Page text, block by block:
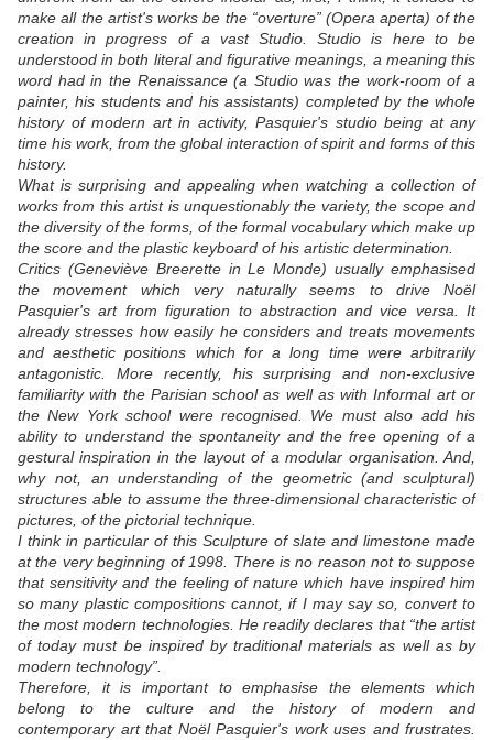
make all the artist's works be the “overture” (Opera aperta) of the
creation in progress of a vast Studio. Studio is here to be
understood in both literal and figurative meanings, a meaning this
word had in the Renaissance (a Studio was the work-room of a
painter, his students and his assistants) completed by the whole
history of modern art in activity, Pasquier's studio being at any
time his work, from the global interaction of spirit and forms of this
history.
What is surprising and appealing when watching a collection of
works from this artist is unquestionably the variety, the scope and
the diversity of the forms, of the formal vocabulary which make up
the score and the plastic keyboard of his artistic determination.
Critics (Geneviève Breerette in Le Monde) usually emphasised
the movement which very naturally seems to drive Noël
Pasquier's art from figuration to abstraction and vice versa. It
already stresses how easily he considers and treats movements
and aesthetic positions which for a long time were arbitrarily
antagonistic. More recently, his surprising and non-exclusive
familiarity with the Parisian school as well as with Informal art or
the New York school were recognised. We must also add his
ability to understand the spontaneity and the free opening of a
gestural inspiration in the layout of a modular organisation. And,
why not, an understanding of the geometric (and sculptural)
structures able to assume the three-dimensional characteristic of
pictures, of the pictorial technique.
I think in particular of this Sculpture of slate and limestone made
at the very beginning of 1998. There is no reason not to suppose
that sensitivity and the feeling of nature which have inspired him
so many plastic compositions cannot, if I may say so, convert to
the most modern technologies. He readily declares that “the artist
of today must be inspired by traditional materials as well as by
modern technology”.
Therefore, it is important to emphasise the elements which
belong to the culture and the history of modern and
contemporary art that Noël Pasquier's work uses and frustrates.